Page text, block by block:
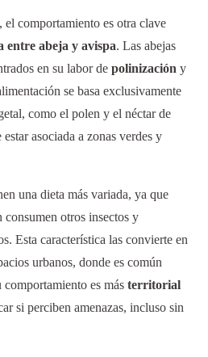
comportamiento es otra clave
entre abeja y avispa. Las abejas
en su labor de polinización y
se basa exclusivamente
como el polen y el néctar de
asociada a zonas verdes y
una dieta más variada, ya que
consumen otros insectos y
Esta característica las convierte en
urbanos, donde es común
es más territorial
si perciben amenazas, incluso sin